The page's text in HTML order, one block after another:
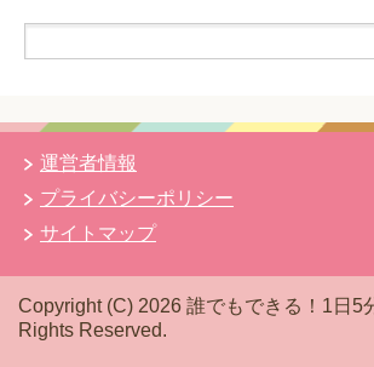
運営者情報
プライバシーポリシー
サイトマップ
Copyright (C) 2026 誰でもできる！1日5
Rights Reserved.